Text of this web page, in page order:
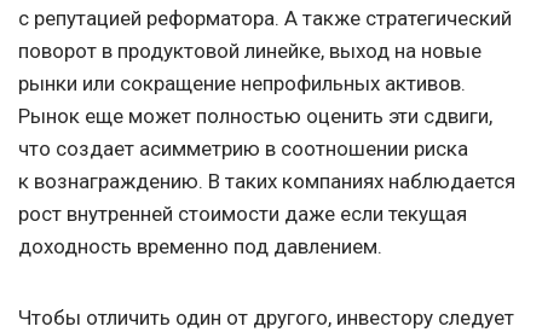
с репутацией реформатора. А также стратегический
поворот в продуктовой линейке, выход на новые
рынки или сокращение непрофильных активов.
Рынок еще может полностью оценить эти сдвиги,
что создает асимметрию в соотношении риска
к вознаграждению. В таких компаниях наблюдается
рост внутренней стоимости даже если текущая
доходность временно под давлением.
Чтобы отличить один от другого, инвестору следует